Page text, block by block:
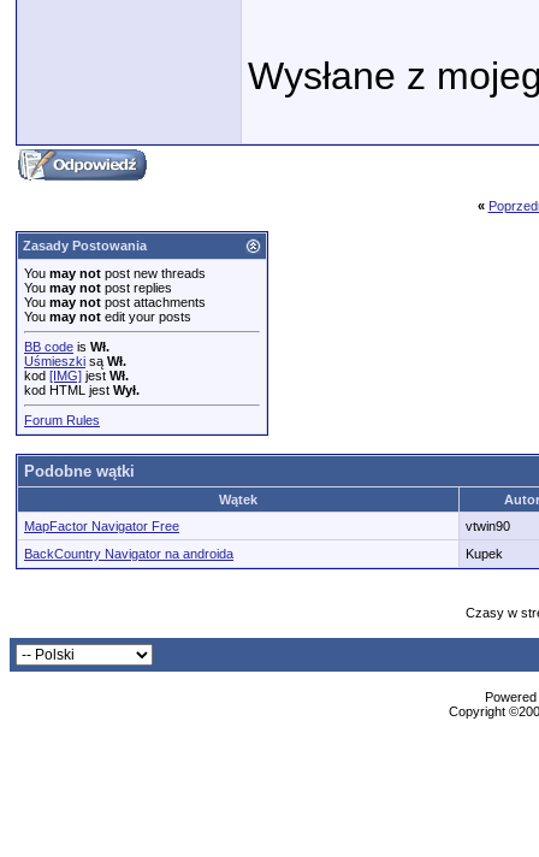
Wysłane z
«
Zasady Postowania
You may not post new threads
You may not post replies
You may not post attachments
You may not edit your posts
BB code is Wł.
Uśmieszki są Wł.
kod [IMG] jest Wł.
kod HTML jest Wył.
Forum Rules
Podobne wątki
Wątek
MapFactor Navigator Free
vtwin90
BackCountry Navigator na androida
Kupek
Czasy w
Copyright